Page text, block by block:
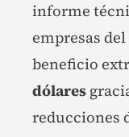
informe
empresas
beneficio
dólares
reducciones